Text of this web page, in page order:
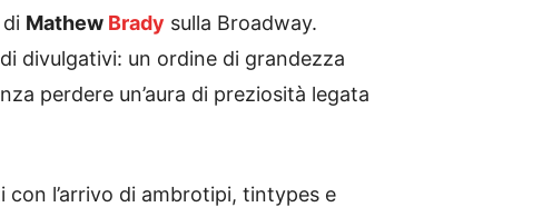
Mathew Brady sulla Broadway.
divulgativi: un ordine di grandezza
perdere un’aura di preziosità legata
con l’arrivo di ambrotipi, tintypes e